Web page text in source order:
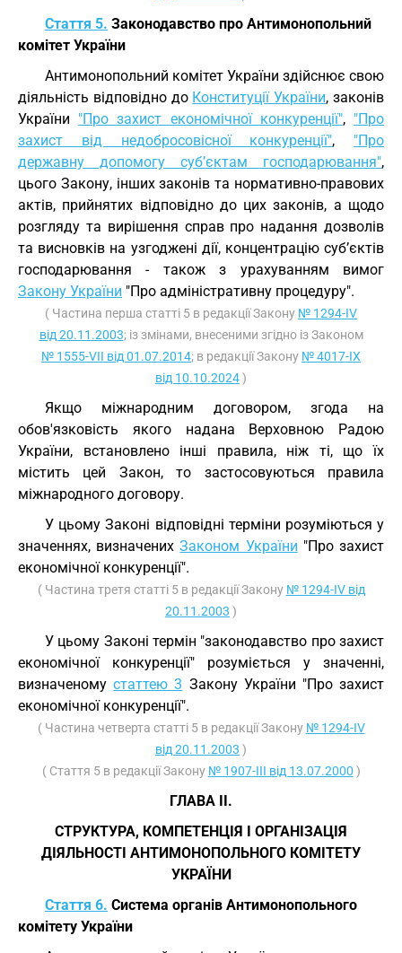
Стаття 5. Законодавство про Антимонопольний
комітет України
Антимонопольний комітет України здійснює свою
діяльність відповідно до Конституції України, законів
України "Про захист економічної конкуренції", "Про
захист від недобросовісної конкуренції", "Про
державну допомогу суб’єктам господарювання",
цього Закону, інших законів та нормативно-правових
актів, прийнятих відповідно до цих законів, а щодо
розгляду та вирішення справ про надання дозволів
та висновків на узгоджені дії, концентрацію суб’єктів
господарювання - також з урахуванням вимог
Закону України "Про адміністративну процедуру".
( Частина перша статті 5 в редакції Закону № 1294-IV
від 20.11.2003; із змінами, внесеними згідно із Законом
№ 1555-VII від 01.07.2014; в редакції Закону № 4017-IX
від 10.10.2024)
Якщо міжнародним договором, згода на
обов'язковість якого надана Верховною Радою
України, встановлено інші правила, ніж ті, що їх
містить цей Закон, то застосовуються правила
міжнародного договору.
У цьому Законі відповідні терміни розуміються у
значеннях, визначенихЗаконом України "Про захист
економічної конкуренції".
( Частина третя статті 5 в редакції Закону № 1294-IV від
20.11.2003 )
У цьому Законі термін "законодавство про захист
економічної конкуренції" розуміється у значенні,
визначеномустаттею 3 Закону України "Про захист
економічної конкуренції".
( Частина четверта статті 5 в редакції Закону № 1294-IV
від 20.11.2003 )
( Стаття 5 в редакції Закону № 1907-III від 13.07.2000 )
ГЛАВА II.
СТРУКТУРА, КОМПЕТЕНЦІЯ І ОРГАНІЗАЦІЯ
ДІЯЛЬНОСТІ АНТИМОНОПОЛЬНОГО КОМІТЕТУ
УКРАЇНИ
Стаття 6. Система органів Антимонопольного
комітету України